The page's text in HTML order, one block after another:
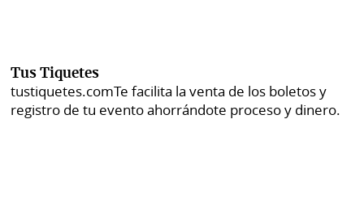
Tus Tiquetes
tustiquetes.comTe facilita la venta de los boletos y
registro de tu evento ahorrándote proceso y dinero.